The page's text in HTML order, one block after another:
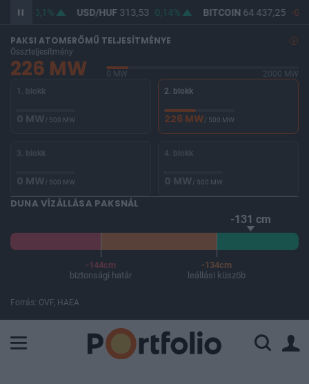
0,1% USD/HUF313,53 0,14% BITCOIN64 437,25 -
PAKSI ATOMERŐMŰ TELJESÍTMÉNYE
Összteljesítmény
226 MW 0 MW
2000 MW
1. blokk
0 MW/ 500 MW
2. blokk
226 MW/ 500 MW
3. blokk
0 MW/ 500 MW
4. blokk
0 MW/ 500 MW
DUNA VÍZÁLLÁSA PAKSNÁL
-131 cm
-144cm
biztonsági határ
-134cm
leállási küszöb
Forrás: OVF, HAEA